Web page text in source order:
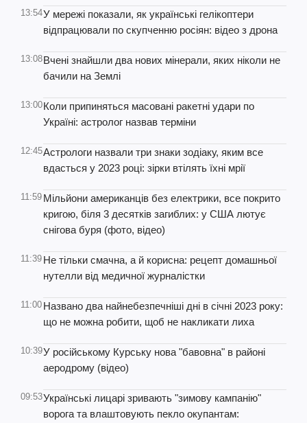
13:54У мережі показали, як українські гелікоптери
відпрацювали по скупченню росіян: відео з дрона
13:08Вчені знайшли два нових мінерали, яких ніколи не
бачили на Землі
13:00Коли припиняться масовані ракетні удари по
Україні: астролог назвав терміни
12:45Астрологи назвали три знаки зодіаку, яким все
вдасться у 2023 році: зірки втілять їхні мрії
11:59 Мільйони американців без електрики, все покрито
кригою, біля 3 десятків загиблих: у США лютує
снігова буря (фото, відео)
11:39 Не тільки смачна, а й корисна: рецепт домашньої
нутелли від медичної журналістки
11:00 Названо два найнебезпечніші дні в січні 2023 року:
що не можна робити, щоб не накликати лиха
10:39У російському Курську нова "бавовна" в районі
аеродрому (відео)
09:53Українські лицарі зривають "зимову кампанію"
ворога та влаштовують пекло окупантам: